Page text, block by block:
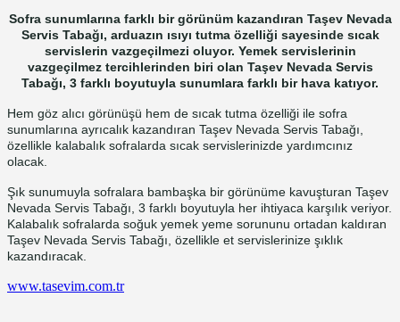
Sofra sunumlarına farklı bir görünüm kazandıran Taşev Nevada
Servis Tabağı, arduazın ısıyı tutma özelliği sayesinde sıcak
servislerin vazgeçilmezi oluyor. Yemek servislerinin
vazgeçilmez tercihlerinden biri olan Taşev Nevada Servis
Tabağı, 3 farklı boyutuyla sunumlara farklı bir hava katıyor.
Hem göz alıcı görünüşü hem de sıcak tutma özelliği ile sofra
sunumlarına ayrıcalık kazandıran Taşev Nevada Servis Tabağı,
özellikle kalabalık sofralarda sıcak servislerinizde yardımcınız
olacak.
Şık sunumuyla sofralara bambaşka bir görünüme kavuşturan Taşev
Nevada Servis Tabağı, 3 farklı boyutuyla her ihtiyaca karşılık veriyor.
Kalabalık sofralarda soğuk yemek yeme sorununu ortadan kaldıran
Taşev Nevada Servis Tabağı, özellikle et servislerinize şıklık
kazandıracak.
www.tasevim.com.tr